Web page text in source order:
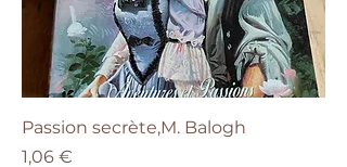
Passion secrète,M. Balogh
Prix
1,06 €